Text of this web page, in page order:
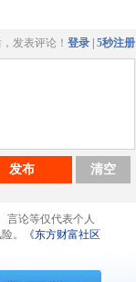
发表评论！ 登录 5秒注册
发布 清空
言论等仅代表个人
。
《东方财富社区